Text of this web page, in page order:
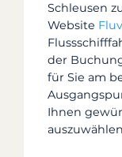
Schleusen
Website
der
für Sie am
Ihnen